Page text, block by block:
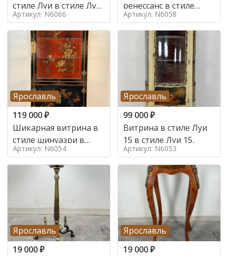
стиле Луи в стиле Луи
16,
Артикул: N6066
ренессанс в стиле
ренессанс, 19 век
Артикул: N6058
Ярославль
119 000₽
Шикарная витрина в
стиле шинуазри в
стиле шинуазри,
Артикул: N6054
Ярославль
99 000₽
Витрина в стиле Луи
15 в стиле Луи 15,
Артикул: N6053
Ярославль
19 000₽
Ярославль
19 000₽